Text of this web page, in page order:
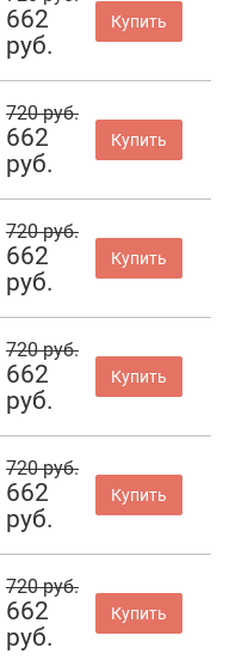
662
руб.
Купить
720 руб.
662
руб.
Купить
720 руб.
662
руб.
Купить
720 руб.
662
руб.
Купить
720 руб.
662
руб.
Купить
720 руб.
662
руб.
Купить